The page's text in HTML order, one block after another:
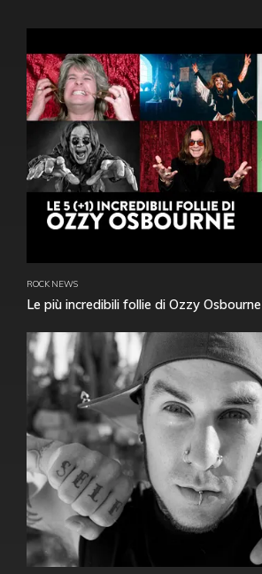
ROCK NEWS
Le più incredibili follie di Ozzy Osbourne